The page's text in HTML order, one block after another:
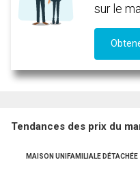
sur le
Tendances des prix du
MAISON UNIFAMILIALE DÉTACHÉE